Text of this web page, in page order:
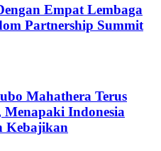
Empat Lembaga
Partnership Summit
Mahathera Terus
Indonesia
Kebajikan